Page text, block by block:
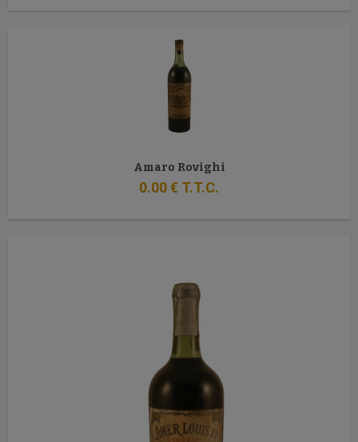
Amaro Rovighi
0.00€ T.T.C.